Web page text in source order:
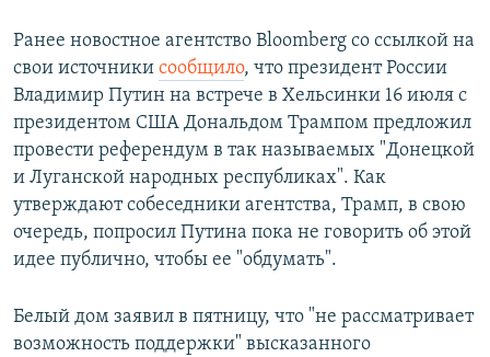
Ранее новостное агентство Bloomberg со ссылкой на
свои источники сообщило, что президент России
Владимир Путин на встрече в Хельсинки 16 июля с
президентом США Дональдом Трампом предложил
провести референдум в так называемых "Донецкой
и Луганской народных республиках". Как
утверждают собеседники агентства, Трамп, в свою
очередь, попросил Путина пока не говорить об этой
идее публично, чтобы ее "обдумать".
​Белый дом заявил в пятницу, что "не рассматривает
возможность поддержки" высказанного